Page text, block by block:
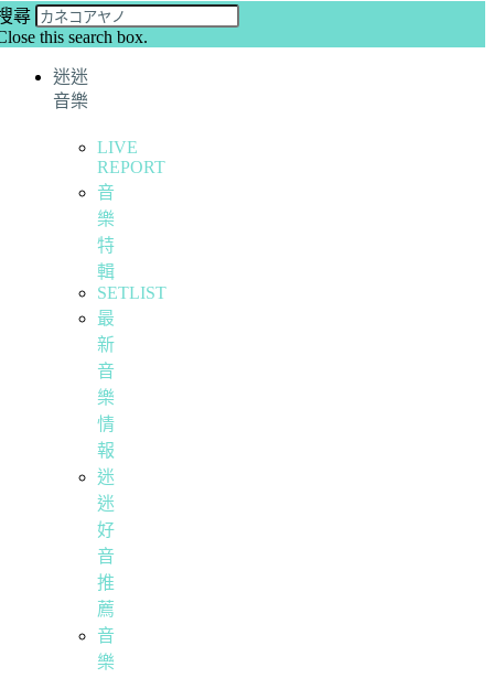
尋
this search box.
迷迷
音樂
LIVE
REPORT
音
樂
特
輯
SETLIST
最
新
音
樂
情
報
迷
迷
好
音
推
薦
音
樂